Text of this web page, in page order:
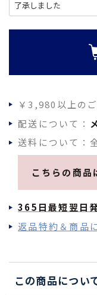
￥3,980以上の
配送について：
送料について：
こちらの商品
365日最短翌日
返品特約＆商品
この商品につい